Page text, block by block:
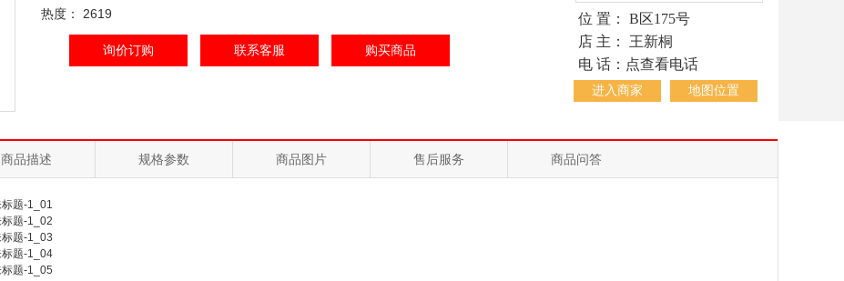
位 置： B区175号
店 主： 王新桐
电 话：点查看电话
进入商家 地图位置
热度： 2619
询价订购 联系客服 购买商品
商品描述 规格参数 商品图片 售后服务 商品问答